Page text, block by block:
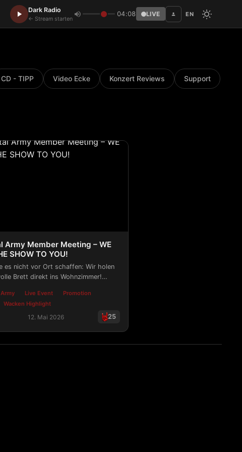
Dark Radio
← Stream starten
04:08 LIVE EN
CD - TIPP Video Ecke Konzert Reviews Support
Army Member Meeting – WE
SHOW TO YOU!
es nicht vor Ort schaffen: Wir holen
Brett direkt ins Wohnzimmer!
Live Event
Promotion
Wacken Highlight
12. Mai 2026 25